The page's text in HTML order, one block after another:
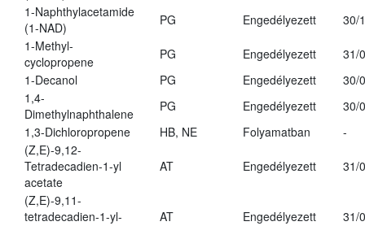
1-Naphthylacetamide
(1-NAD)
PG Engedélyezett
30/
1-Methyl-
cyclopropene
PG Engedélyezett
31/
1-Decanol
PG Engedélyezett
30/
1,4-
Dimethylnaphthalene
PG Engedélyezett
30/
1,3-Dichloropropene
HB, NE Folyamatban
-
(Z,E)-9,12-
Tetradecadien-1-yl
acetate
AT Engedélyezett 31/
(Z,E)-9,11-
tetradecadien-1-yl-
AT Engedélyezett 31/